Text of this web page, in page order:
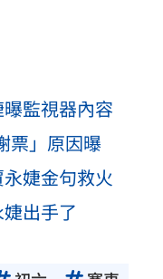
監視器內容
票」原因曝
婕金句救火
出手了